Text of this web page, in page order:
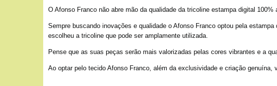
O Afonso Franco não abre mão da qualidade da tricoline estampa digital
Sempre buscando inovações e qualidade o Afonso Franco optou pela
escolheu a tricoline que pode ser amplamente utilizada.
Pense que as suas peças serão mais valorizadas pelas cores vibrantes e a
Ao optar pelo tecido Afonso Franco, além da exclusividade e criação